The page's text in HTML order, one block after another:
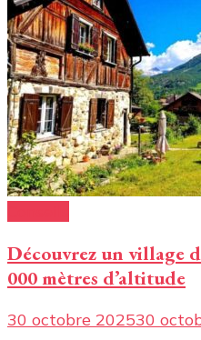
Découvrez un village
000 mètres d’altitude
30 octobre 202530